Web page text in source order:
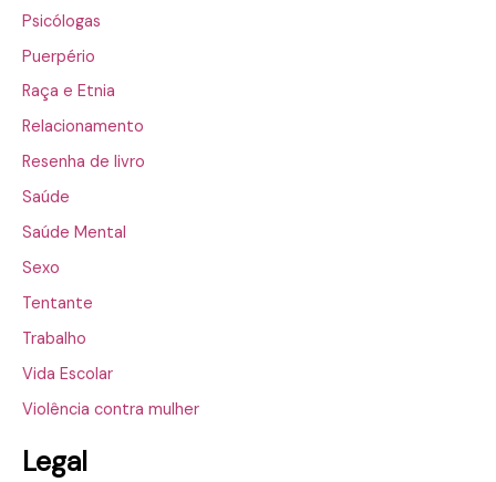
Psicólogas
Puerpério
Raça e Etnia
Relacionamento
Resenha de livro
Saúde
Saúde Mental
Sexo
Tentante
Trabalho
Vida Escolar
Violência contra mulher
Legal